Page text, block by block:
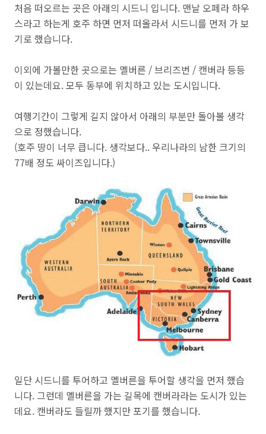
처음 떠오르는 곳은 아래의 시드니 입니다. 맨날 오페라 하우
스라고 하는게 호주 하면 먼저 떠올라서 시드니를 먼저 가 보
기로 했습니다.
이외에 가볼만한 곳으로는 멜버른 / 브리즈번 / 캔버라 등등
이 있는데요. 모두 동부에 위치하고 있는 도시입니다.
여행기간이 그렇게 길지 않아서 아래의 부분만 돌아볼 생각
으로 정했습니다.
(호주 땅이 너무 큽니다. 생각보다.. 우리나라의 남한 크기의
77배 정도 싸이즈입니다.)
일단 시드니를 투어하고 멜버른을 투어할 생각을 먼저 했습
니다. 그런데 멜버른을 가는 길목에 캔버라라는 도시가 있는
데요. 캔버라도 들릴까 했지만 포기를 했습니다.